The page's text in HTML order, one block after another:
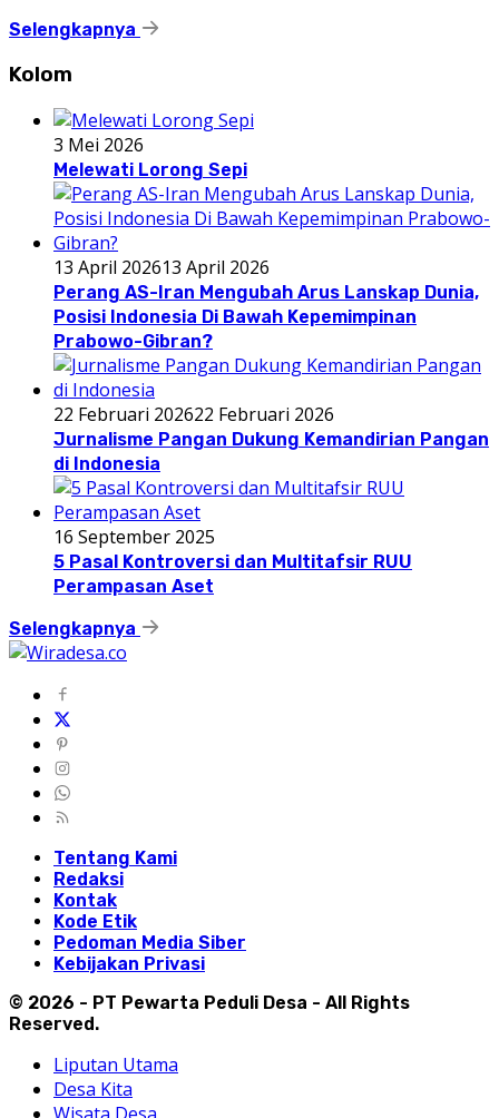
Selengkapnya
Kolom
3 Mei 2026
Melewati Lorong Sepi
13 April 202613 April 2026
Perang AS-Iran Mengubah Arus Lanskap Dunia,
Posisi Indonesia Di Bawah Kepemimpinan
Prabowo-Gibran?
22 Februari 202622 Februari 2026
Jurnalisme Pangan Dukung Kemandirian Pangan
di Indonesia
16 September 2025
5 Pasal Kontroversi dan Multitafsir RUU
Perampasan Aset
Selengkapnya
Tentang Kami
Redaksi
Kontak
Kode Etik
Pedoman Media Siber
Kebijakan Privasi
© 2026 - PT Pewarta Peduli Desa - All Rights
Reserved.
Liputan Utama
Desa Kita
Wisata Desa